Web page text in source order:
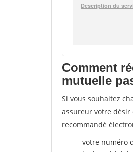
Comment
mutuelle
Si vous souhaitez
assureur votre
recommandé
votre numéro